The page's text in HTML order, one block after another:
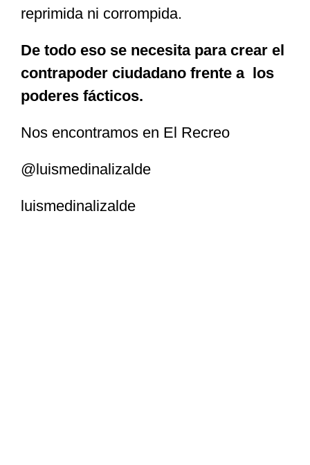
reprimida ni corrompida.
De todo eso se necesita para crear el
contrapoder ciudadano frente a los
poderes fácticos.
Nos encontramos en El Recreo
@luismedinalizalde
luismedinalizalde